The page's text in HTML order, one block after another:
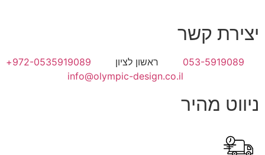
ניווט מהיר
יצירת קשר
053-5919089 ראשון לציון
972-0535919089+
info@olympic-design.co.il